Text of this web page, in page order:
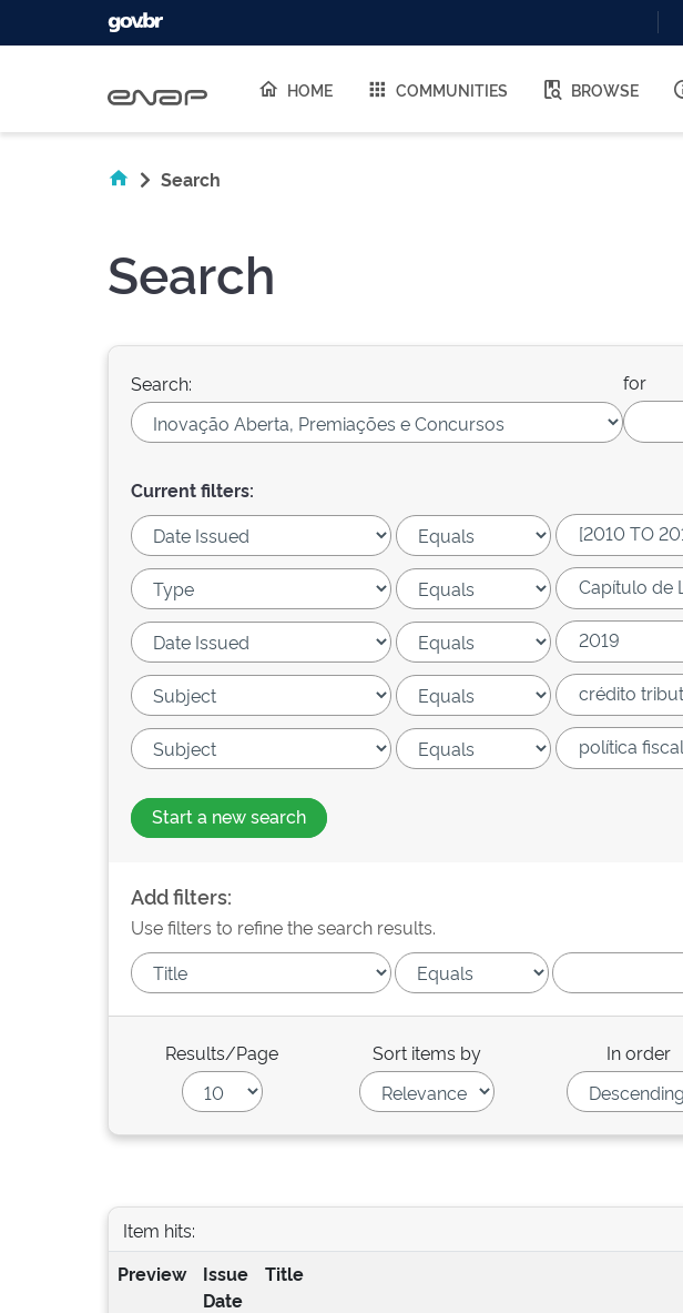
HOME COMMUNITIES BROWSE
Search
Search
Search: for
Current filters:
Start a new search
Add filters:
Use filters to refine the search results.
Results/Page Sort items by In order
Item hits:
Preview
Issue
Date
Title